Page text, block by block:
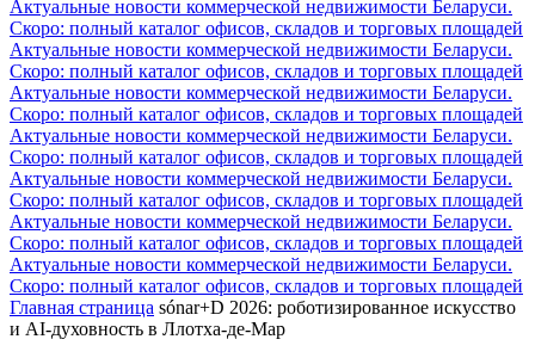
Актуальные новости коммерческой недвижимости Беларуси.
Скоро: полный каталог офисов, складов и торговых площадей
Актуальные новости коммерческой недвижимости Беларуси.
Скоро: полный каталог офисов, складов и торговых площадей
Актуальные новости коммерческой недвижимости Беларуси.
Скоро: полный каталог офисов, складов и торговых площадей
Актуальные новости коммерческой недвижимости Беларуси.
Скоро: полный каталог офисов, складов и торговых площадей
Актуальные новости коммерческой недвижимости Беларуси.
Скоро: полный каталог офисов, складов и торговых площадей
Актуальные новости коммерческой недвижимости Беларуси.
Скоро: полный каталог офисов, складов и торговых площадей
Актуальные новости коммерческой недвижимости Беларуси.
Скоро: полный каталог офисов, складов и торговых площадей
Главная страница sónar+D 2026: роботизированное искусство
и AI-духовность в Ллотха-де-Мар